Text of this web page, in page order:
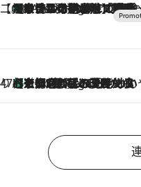
【CREA×星野リゾート】唯一無二。癒しと発見が待つ場
6 Hours Ago
【トンボの足水浴】ヒノキの香りに包まれて涼感マックス！約13℃の湧水かけ流しを避暑地「星野温泉 トンボの湯」で体験
47都道府県の手みやげ ひんやりスイーツで夏を満喫
8 Hours Ago
【京都府】この夏絶対食べたい 冷やしておいしいおやつ3選 ひと口目から心を掴む新緑のテリーヌ